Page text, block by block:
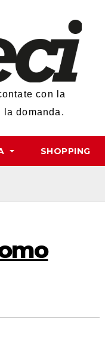
con la
domanda.
SHOPPING